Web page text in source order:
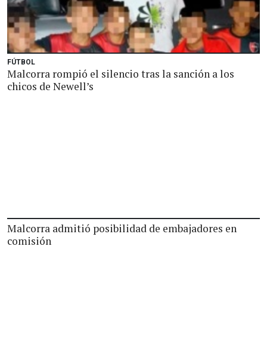
FÚTBOL
Malcorra rompió el silencio tras la sanción a los
chicos de Newell’s
Malcorra admitió posibilidad de embajadores en
comisión